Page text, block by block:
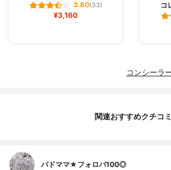
3.80(33)
¥3,160
コ
コンシーラ
関連おすすめクチコミ
バドママ★フォロバ100◎